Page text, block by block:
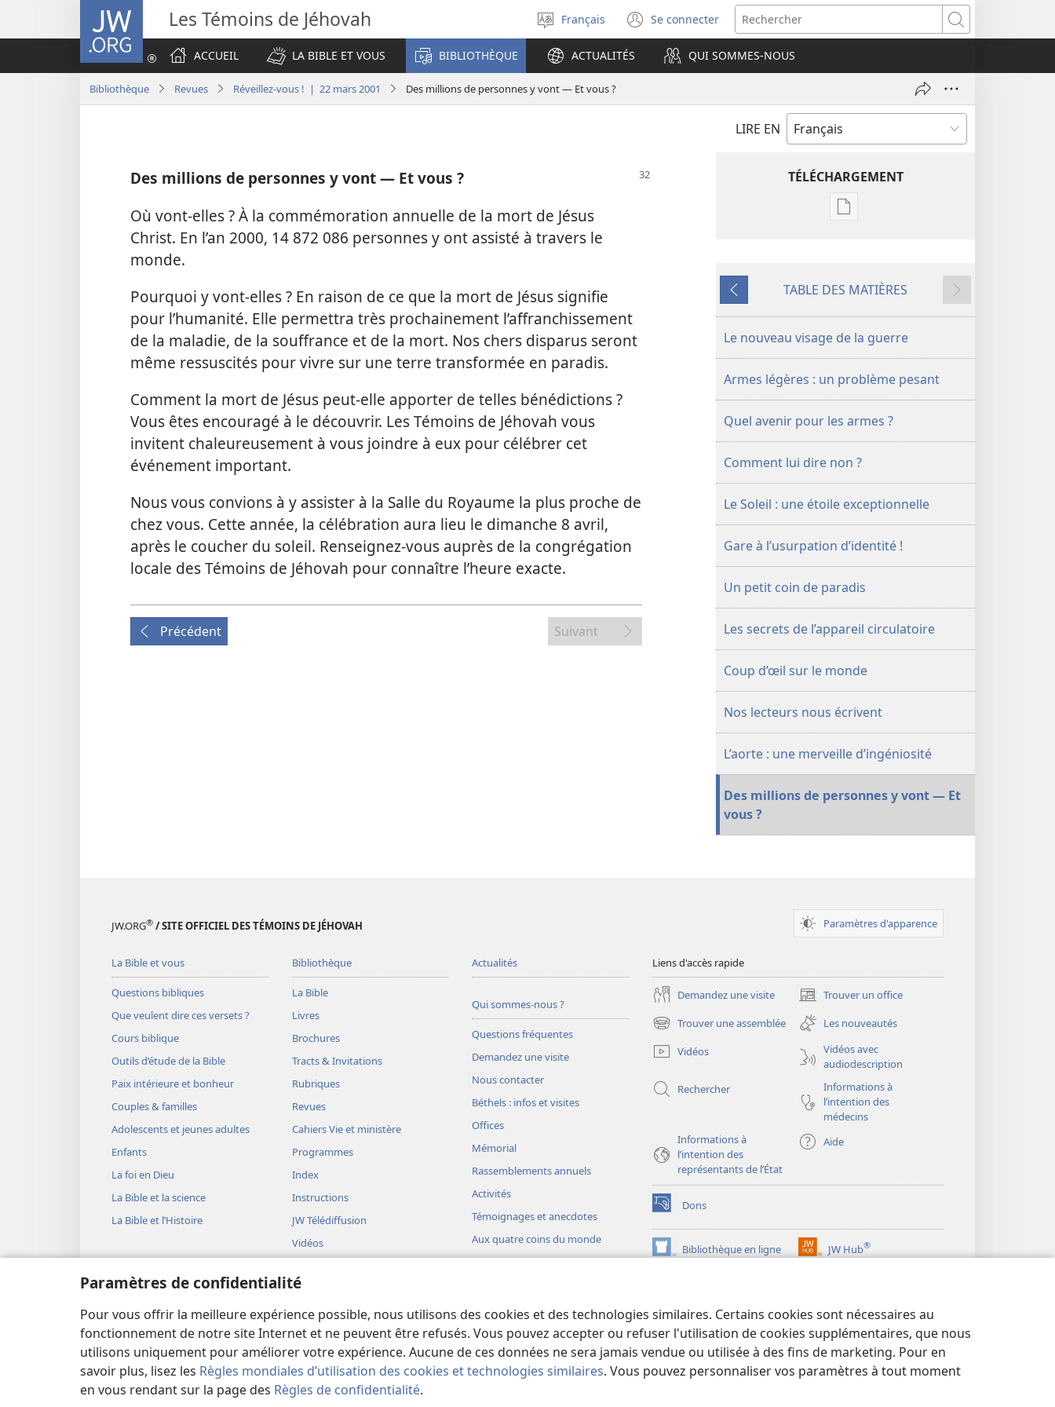
Paramètres de confidentialité
Pour vous offrir la meilleure expérience possible, nous utilisons des cookies et des technologies similaires. Certains cookies sont nécessaires au
fonctionnement de notre site Internet et ne peuvent être refusés. Vous pouvez accepter ou refuser l'utilisation de cookies supplémentaires, que nous
utilisons uniquement pour améliorer votre expérience. Aucune de ces données ne sera jamais vendue ou utilisée à des fins de marketing. Pour en
savoir plus, lisez les Règles mondiales d’utilisation des cookies et technologies similaires. Vous pouvez personnaliser vos paramètres à tout moment
en vous rendant sur la page des Règles de confidentialité.
JW.ORG Les Témoins de Jéhovah
Sélectionner
la
langue
Français Se connecter
(ouvre
une
nouvelle
fenêtre)
Rechercher
ACCUEIL
LA BIBLE ET VOUS BIBLIOTHÈQUE ACTUALITÉS QUI SOMMES-NOUS
Bibliothèque Revues Réveillez-vous ! | 22 mars 2001 Des millions de personnes y vont — Et vous ?
LIRE EN
Des millions de personnes y vont — Et vous ?
Où vont-​elles ? À la commémoration annuelle de la mort de Jésus
Christ. En l’an 2000, 14 872 086 personnes y ont assisté à travers le
monde.
Pourquoi y vont-​elles ? En raison de ce que la mort de Jésus signifie
pour l’humanité. Elle permettra très prochainement l’affranchissement
de la maladie, de la souffrance et de la mort. Nos chers disparus seront
même ressuscités pour vivre sur une terre transformée en paradis.
Comment la mort de Jésus peut-​elle apporter de telles bénédictions ?
Vous êtes encouragé à le découvrir. Les Témoins de Jéhovah vous
invitent chaleureusement à vous joindre à eux pour célébrer cet
événement important.
Nous vous convions à y assister à la Salle du Royaume la plus proche de
chez vous. Cette année, la célébration aura lieu le dimanche 8 avril,
après le coucher du soleil. Renseignez-​vous auprès de la congrégation
locale des Témoins de Jéhovah pour connaître l’heure exacte.
Précédent Suivant
TÉLÉCHARGEMENT
Options
publications
REVUES
22
2001
Précédent
TABLE DES MATIÈRES
Suivant
Le nouveau visage de la guerre
Armes légères : un problème pesant
Quel avenir pour les armes ?
Comment lui dire non ?
Le Soleil : une étoile exceptionnelle
Gare à l’usurpation d’identité !
Un petit coin de paradis
Les secrets de l’appareil circulatoire
Coup d’œil sur le monde
Nos lecteurs nous écrivent
L’aorte : une merveille d’ingéniosité
Des millions de personnes y vont — Et
vous ?
JW.ORG® / SITE OFFICIEL DES TÉMOINS DE JÉHOVAH Paramètres d'apparence
La Bible et vous
Questions bibliques
Que veulent dire ces versets ?
Cours biblique
Outils d’étude de la Bible
Paix intérieure et bonheur
Couples & familles
Adolescents et jeunes adultes
Enfants
La foi en Dieu
La Bible et la science
La Bible et l’Histoire
Bibliothèque
La Bible
Livres
Brochures
Tracts & Invitations
Rubriques
Revues
Cahiers Vie et ministère
Programmes
Index
Instructions
JW Télédiffusion
Vidéos
Représentations théâtrales
Lectures bibliques théâtrales
Actualités
Qui sommes-nous ?
Questions fréquentes
Demandez une visite
Nous contacter
Béthels : infos et visites
Offices
Mémorial
Rassemblements annuels
Activités
Témoignages et anecdotes
Aux quatre coins du monde
Liens d'accès rapide
Demandez une visite Trouver un office
(ouvre
une
nouvelle
fenêtre)
Trouver une assemblée
(ouvre
une
nouvelle
Les nouveautés
Vidéos
Vidéos avec
audiodescription
Rechercher
Informations à
l’intention des
médecins
Informations à
l’intention des
représentants de l’État
Aide
Dons
(ouvre
une
nouvelle
fenêtre)
Bibliothèque en ligne
(ouvre
JW Hub®
(ouvre
Copyright © 2026 Watch Tower Bible and Tract Society of Pennsylvania.